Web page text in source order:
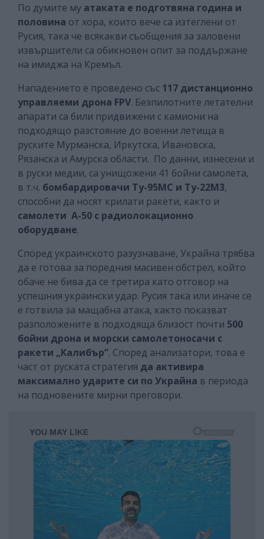
По думите му атаката е подготвяна година и
половина от хора, които вече са изтеглени от
Русия, така че всякакви съобщения за заловени
извършители са обикновен опит за поддържане
на имиджа на Кремъл.
Нападението е проведено със 117 дистанционно
управляеми дрона FPV. Безпилотните летателни
апарати са били придвижени с камиони на
подходящо разстояние до военни летища в
руските Мурманска, Иркутска, Ивановска,
Рязанска и Амурска области. По данни, изнесени и
в руски медии, са унищожени 41 бойни самолета,
в т.ч. бомбардировачи Ту-95МС и Ту-22М3,
способни да носят крилати ракети, както и
самолети А-50 с радиолокационно
оборудване.
Според украинското разузнаване, Украйна трябва
да е готова за поредния масивен обстрел, който
обаче не бива да се третира като отговор на
успешния украински удар. Русия така или иначе се
е готвила за мащабна атака, както показват
разположените в подходяща близост почти 500
бойни дрона и морски самолетоносачи с
ракети „Калибър”. Според анализатори, това е
част от руската стратегия да активира
максимално ударите си по Украйна в периода
на подновените мирни преговори.